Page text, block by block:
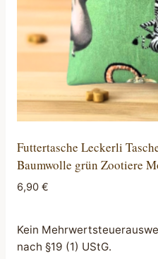
Futtertasche Leckerli
Baumwolle grün Zootiere
6,90 €
Kein
nach §19 (1) UStG.